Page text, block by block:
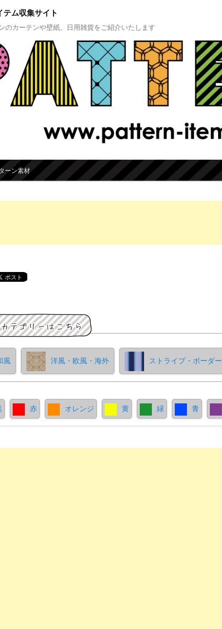
ム収集サイト
のカーテンや壁紙、日用雑貨をご紹介いたします
ーン素材
風 洋風・欧風・海外 ストライプ・ボーダー
赤 オレンジ 黄 緑 青